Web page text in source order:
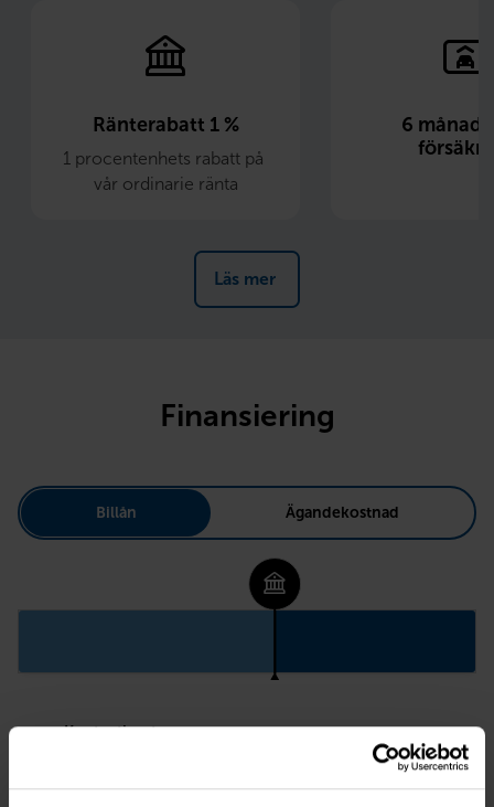
Ränterabatt 1 %
1 procentenhets rabatt på
vår ordinarie ränta
6
Läs mer
Finansiering
Billån Ägandekostnad
Kontantinsats
kr